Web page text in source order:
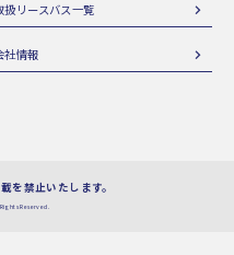
扱リースバス一覧
社情報
を禁止いたします。
Reserved.